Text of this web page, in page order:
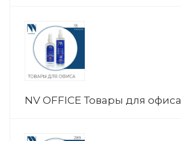
NV OFFICE Товары для офиса